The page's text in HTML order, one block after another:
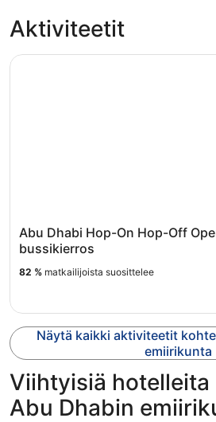
Aktiviteetit
Abu Dhabi Hop-On Hop-Off
bussikierros
82 % matkailijoista suosittelee
Abu Dhabi Hop-On Hop-Off
Näytä kaikki aktiviteetit
emiirikunta
Viihtyisiä hotelleita
Abu Dhabin